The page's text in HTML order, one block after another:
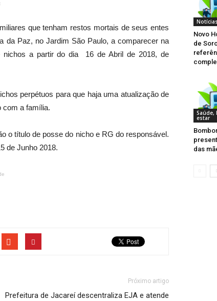
que tenham restos mortais de seus entes
da Paz, no Jardim São Paulo, a comparecer na
nichos a partir do dia 16 de Abril de 2018, de
perpétuos para que haja uma atualização de
com a família.
o título de posse do nicho e RG do responsável.
de Junho 2018.
Próximo artigo
Prefeitura de Jacareí descentraliza EJA e atende
Notícias
Novo
de
Saúde,
estar
das